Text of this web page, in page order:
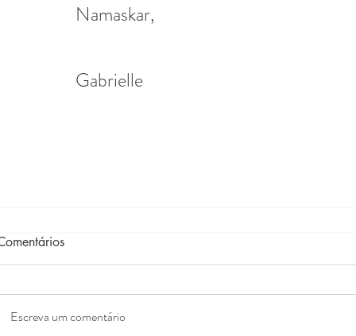
Namaskar,
Gabrielle
Escreva um comentário